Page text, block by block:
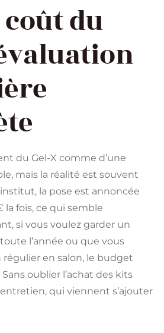
du
du Gel-X comme d’une
mais la réalité est souvent
la pose est annoncée
la fois, ce qui semble
si vous voulez garder un
l’année ou que vous
régulier en salon, le budget
oublier l’achat des kits
qui viennent s’ajouter